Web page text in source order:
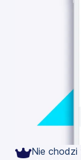
Nie chodzi